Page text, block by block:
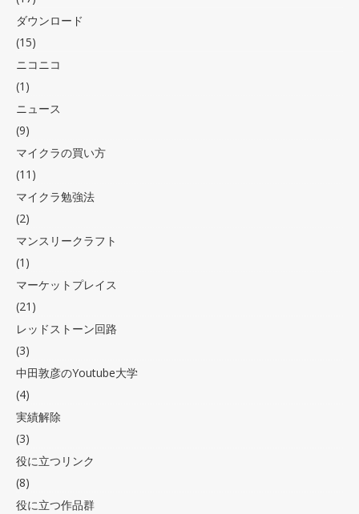
ダウンロード
(15)
ニコニコ
(1)
ニュース
(9)
マイクラの買い方
(11)
マイクラ勉強法
(2)
マンスリークラフト
(1)
マーケットプレイス
(21)
レッドストーン回路
(3)
中田敦彦のYoutube大学
(4)
実績解除
(3)
役に立つリンク
(8)
役に立つ作品群